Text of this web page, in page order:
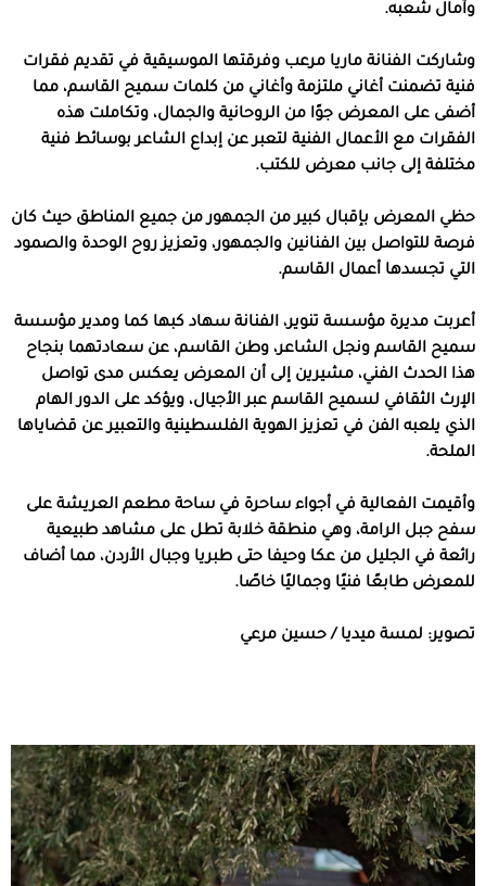
وآمال شعبه.
وشاركت الفنانة ماريا مرعب وفرقتها الموسيقية في تقديم فقرات
فنية تضمنت أغاني ملتزمة وأغاني من كلمات سميح القاسم، مما
أضفى على المعرض جوًا من الروحانية والجمال، وتكاملت هذه
الفقرات مع الأعمال الفنية لتعبر عن إبداع الشاعر بوسائط فنية
مختلفة إلى جانب معرض للكتب.
حظي المعرض بإقبال كبير من الجمهور من جميع المناطق حيث كان
فرصة للتواصل بين الفنانين والجمهور، وتعزيز روح الوحدة والصمود
التي تجسدها أعمال القاسم.
أعربت مديرة مؤسسة تنوير، الفنانة سهاد كبها كما ومدير مؤسسة
سميح القاسم ونجل الشاعر، وطن القاسم، عن سعادتهما بنجاح
هذا الحدث الفني، مشيرين إلى أن المعرض يعكس مدى تواصل
الإرث الثقافي لسميح القاسم عبر الأجيال، ويؤكد على الدور الهام
الذي يلعبه الفن في تعزيز الهوية الفلسطينية والتعبير عن قضاياها
الملحة.
وأقيمت الفعالية في أجواء ساحرة في ساحة مطعم العريشة على
سفح جبل الرامة، وهي منطقة خلابة تطل على مشاهد طبيعية
رائعة في الجليل من عكا وحيفا حتى طبريا وجبال الأردن، مما أضاف
للمعرض طابعًا فنيًا وجماليًا خاصًا.
تصوير: لمسة ميديا / حسين مرعي